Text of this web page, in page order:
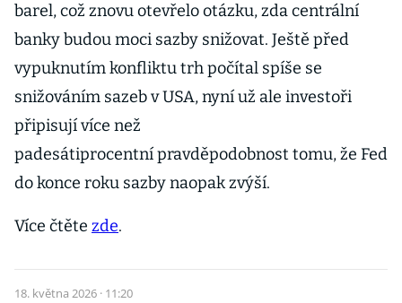
barel, což znovu otevřelo otázku, zda centrální
banky budou moci sazby snižovat. Ještě před
vypuknutím konfliktu trh počítal spíše se
snižováním sazeb v USA, nyní už ale investoři
připisují více než
padesátiprocentní pravděpodobnost tomu, že Fed
do konce roku sazby naopak zvýší.
Více čtěte zde.
18. května 2026 · 11:20